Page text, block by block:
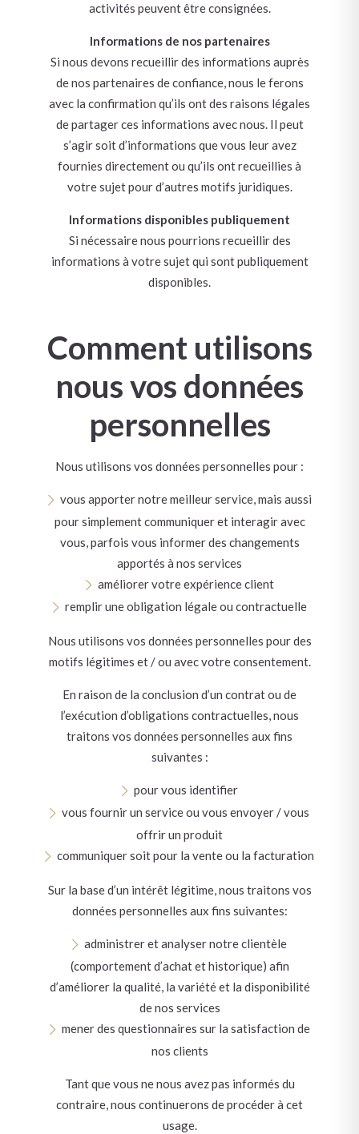
activités peuvent être consignées.
Informations de nos partenaires
Si nous devons recueillir des informations auprès
de nos partenaires de confiance, nous le ferons
avec la confirmation qu’ils ont des raisons légales
de partager ces informations avec nous. Il peut
s’agir soit d’informations que vous leur avez
fournies directement ou qu’ils ont recueillies à
votre sujet pour d’autres motifs juridiques.
Informations disponibles publiquement
Si nécessaire nous pourrions recueillir des
informations à votre sujet qui sont publiquement
disponibles.
Comment utilisons
nous vos données
personnelles
Nous utilisons vos données personnelles pour :
vous apporter notre meilleur service, mais aussi
pour simplement communiquer et interagir avec
vous, parfois vous informer des changements
apportés à nos services
améliorer votre expérience client
remplir une obligation légale ou contractuelle
Nous utilisons vos données personnelles pour des
motifs légitimes et / ou avec votre consentement.
En raison de la conclusion d’un contrat ou de
l’exécution d’obligations contractuelles, nous
traitons vos données personnelles aux fins
suivantes :
pour vous identifier
vous fournir un service ou vous envoyer / vous
offrir un produit
communiquer soit pour la vente ou la facturation
Sur la base d’un intérêt légitime, nous traitons vos
données personnelles aux fins suivantes:
administrer et analyser notre clientèle
(comportement d’achat et historique) afin
d’améliorer la qualité, la variété et la disponibilité
de nos services
mener des questionnaires sur la satisfaction de
nos clients
Tant que vous ne nous avez pas informés du
contraire, nous continuerons de procéder à cet
usage.